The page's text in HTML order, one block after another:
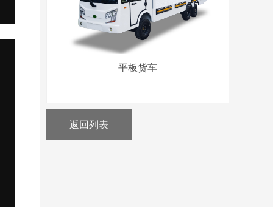
平板货车
返回列表